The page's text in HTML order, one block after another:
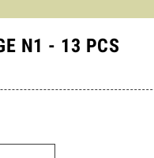
N1 - 13 PCS